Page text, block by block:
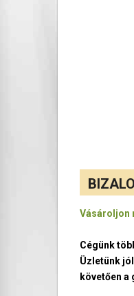
Vásároljon
Cégünk
Üzletünk
követően